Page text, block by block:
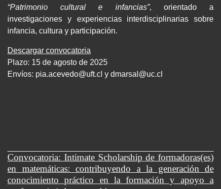
“Patrimonio cultural e infancias”, orientado a
investigaciones y experiencias interdisciplinarias sobre
infancia, cultura y participación.
Descargar convocatoria
Plazo: 15 de agosto de 2025
Envíos: pia.acevedo@uft.cl y dmarsal@uc.cl
Convocatoria: Intimate Scholarship de formadoras(es)
en matemáticas: contribuyendo a la generación de
conocimiento práctico en la formación y apoyo a